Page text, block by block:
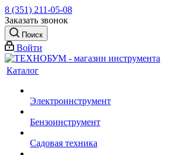
8 (351) 211-05-08
Заказать звонок
Поиск
Войти
Каталог
Электроинструмент
Бензоинструмент
Садовая техника